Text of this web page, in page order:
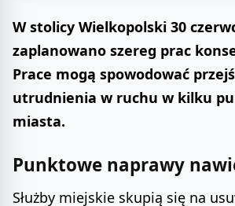
W stolicy Wielkopolski 30
zaplanowano szereg prac
Prace mogą spowodować
utrudnienia w ruchu w kilku
miasta.
Punktowe naprawy
Służby miejskie skupią się na